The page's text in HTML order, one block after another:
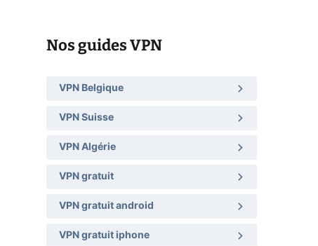
Nos guides VPN
VPN Belgique
VPN Suisse
VPN Algérie
VPN gratuit
VPN gratuit android
VPN gratuit iphone